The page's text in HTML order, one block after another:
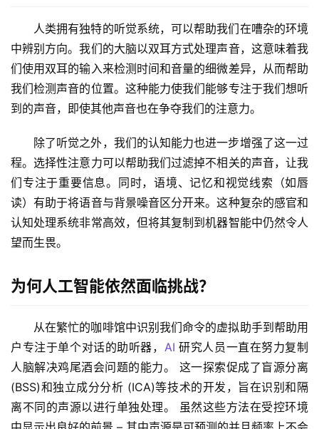
人类拥有独特的听觉系统，可以帮助我们在嘈杂的环境
中辨别方向。我们的大脑以双耳方式处理声音，这意味着我
们使用双耳的输入来检测时间和音量的细微差异，从而帮助
我们检测声音的位置。这种能力使我们能够专注于我们想听
到的声音，即使其他声音也在争夺我们的注意力。
除了听觉之外，我们的认知能力也进一步增强了这一过
程。选择性注意力可以帮助我们过滤掉不相关的声音，让我
们专注于重要信息。同时，语境、记忆和视觉线索（如唇
读）有助于将语音与背景噪音区分开来。这种复杂的感官和
认知处理系统非常高效，但将其复制到机器智能中仍然令人
望而生畏。
为何人工智能依然面临挑战？
从在繁忙的咖啡馆中识别我们命令的虚拟助手到帮助用
户专注于单个对话的助听器， AI 研究人员一直在努力复制
人脑解决鸡尾酒会问题的能力。 这一探索促成了盲源分离
(BSS)和独立成分分析 (ICA)等技术的开发，旨在识别和隔
离不同的声源以进行单独处理。 虽然这些方法在受控环境